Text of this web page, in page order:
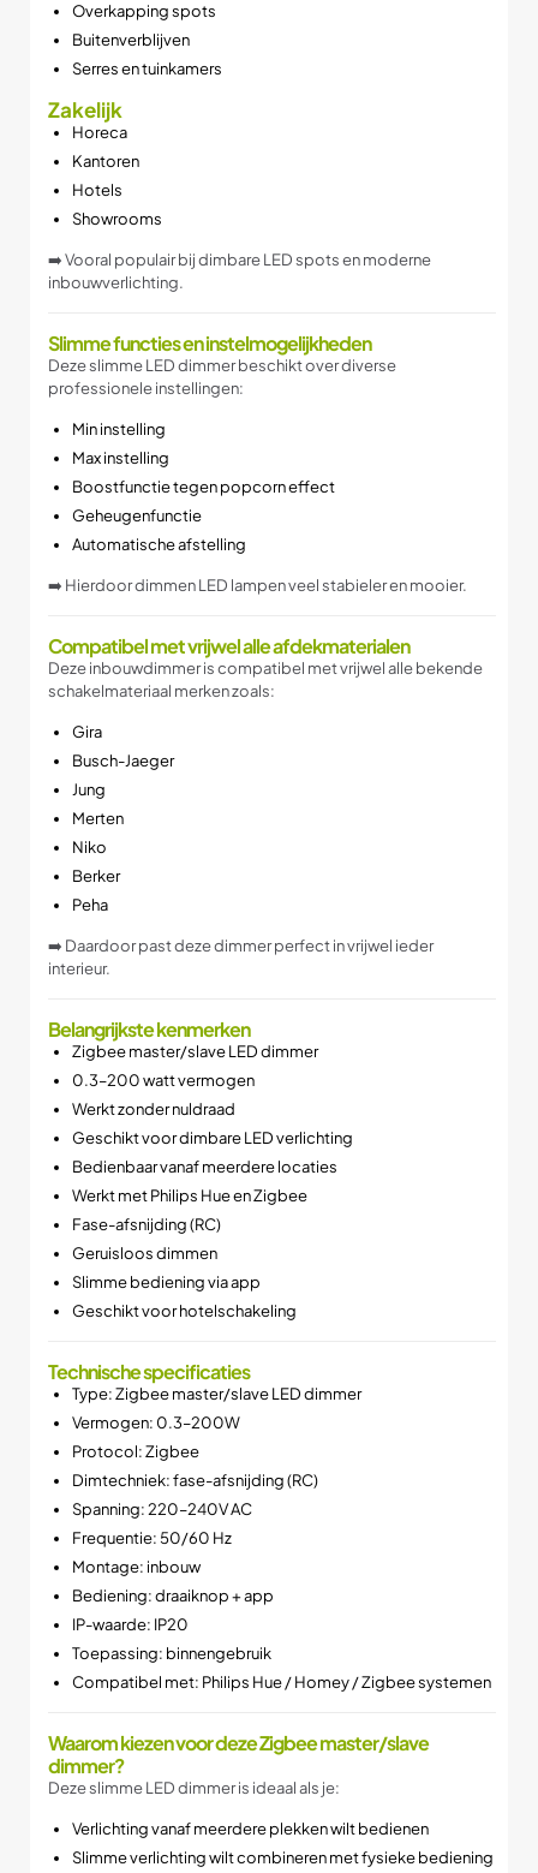
Overkapping spots
Buitenverblijven
Serres en tuinkamers
Zakelijk
Horeca
Kantoren
Hotels
Showrooms
➡️ Vooral populair bij dimbare LED spots en moderne
inbouwverlichting.
Slimme functies en instelmogelijkheden
Deze slimme LED dimmer beschikt over diverse
professionele instellingen:
Min instelling
Max instelling
Boostfunctie tegen popcorn effect
Geheugenfunctie
Automatische afstelling
➡️ Hierdoor dimmen LED lampen veel stabieler en mooier.
Compatibel met vrijwel alle afdekmaterialen
Deze inbouwdimmer is compatibel met vrijwel alle bekende
schakelmateriaal merken zoals:
Gira
Busch-Jaeger
Jung
Merten
Niko
Berker
Peha
➡️ Daardoor past deze dimmer perfect in vrijwel ieder
interieur.
Belangrijkste kenmerken
Zigbee master/slave LED dimmer
0.3–200 watt vermogen
Werkt zonder nuldraad
Geschikt voor dimbare LED verlichting
Bedienbaar vanaf meerdere locaties
Werkt met Philips Hue en Zigbee
Fase-afsnijding (RC)
Geruisloos dimmen
Slimme bediening via app
Geschikt voor hotelschakeling
Technische specificaties
Type: Zigbee master/slave LED dimmer
Vermogen: 0.3–200W
Protocol: Zigbee
Dimtechniek: fase-afsnijding (RC)
Spanning: 220–240V AC
Frequentie: 50/60 Hz
Montage: inbouw
Bediening: draaiknop + app
IP-waarde: IP20
Toepassing: binnengebruik
Compatibel met: Philips Hue / Homey / Zigbee systemen
Waarom kiezen voor deze Zigbee master/slave
dimmer?
Deze slimme LED dimmer is ideaal als je:
Verlichting vanaf meerdere plekken wilt bedienen
Slimme verlichting wilt combineren met fysieke bediening